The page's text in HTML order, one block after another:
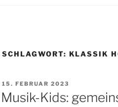
SCHLAGWORT: KLASSIK
VERÖFFENTLICHT
AM
15. FEBRUAR 2023
Musik-Kids: